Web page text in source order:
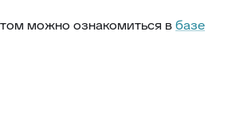
можно ознакомиться вбазе